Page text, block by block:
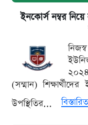
ইনকোর্স নম্বর নিয়ে
(সম্মান)
উপস্থিতির...
বিস্তারিত